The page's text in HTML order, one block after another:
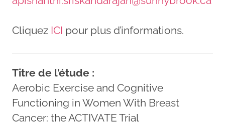
Cliquez ICI pour plus d’informations.
Titre de l’étude :
Aerobic Exercise and Cognitive
Functioning in Women With Breast
Cancer: the ACTIVATE Trial